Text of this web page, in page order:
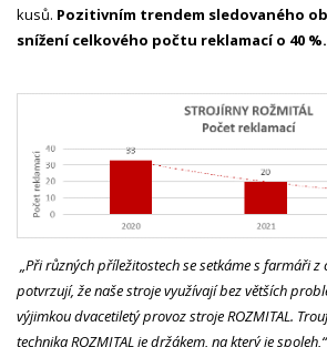
kusů. Pozitivním trendem sledovaného
snížení celkového počtu reklamací o 40 %.
„Při různých příležitostech se setkáme s farmáři z
potvrzují, že naše stroje využívají bez větších
výjimkou dvacetiletý provoz stroje ROZMITAL.
technika ROZMITAL je držákem, na který je spoleh,“